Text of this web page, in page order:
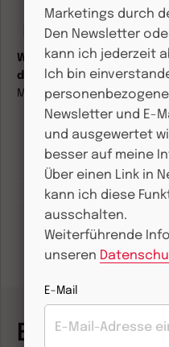
kindergarten heute
Wie verhalte ich mich,
die Kita bringen, weil sie
Mitarbeiterin fragt – Kita-
Verwandte Themen
Bücher zum
Marketings durch
Den Newsletter
kann ich jederzeit
Ich bin
Newsletter und E-
und ausgewertet
besser auf meine
Über einen Link in
kann ich diese
ausschalten.
Weiterführende
unseren
E-Mail